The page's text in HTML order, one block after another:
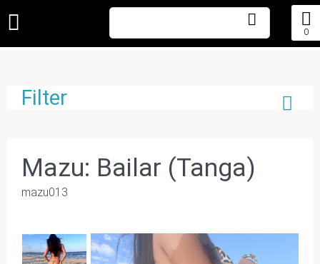
0
Filter
Mazu: Bailar (Tanga)
mazu013